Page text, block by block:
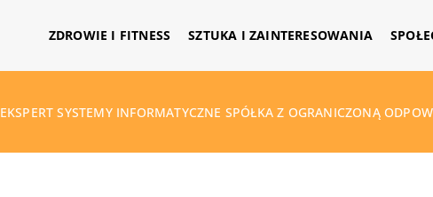
ZDROWIE I FITNESS SZTUKA I ZAINTERESOWANIA
EKSPERT SYSTEMY INFORMATYCZNE SPÓŁKA Z OGRANICZONĄ